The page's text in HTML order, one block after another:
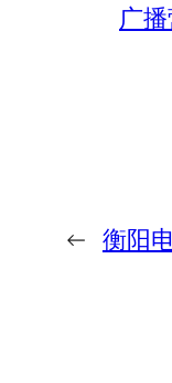
广
← 衡阳